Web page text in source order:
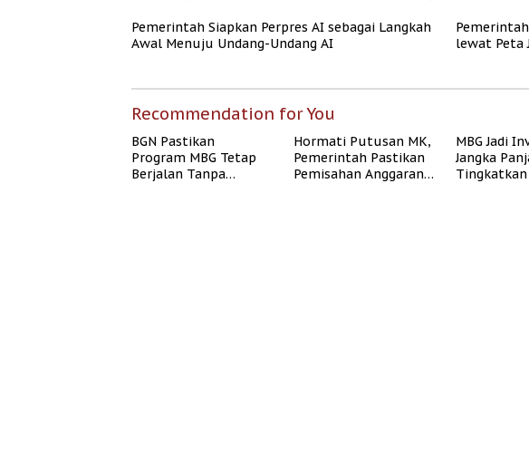
Pemerintah Siapkan Perpres AI sebagai Langkah
Awal Menuju Undang-Undang AI
lewat Peta
Recommendation for You
BGN Pastikan
Program MBG Tetap
Berjalan Tanpa
Hormati Putusan MK,
Pemerintah Pastikan
Pemisahan Anggaran
MBG Jadi
Jangka